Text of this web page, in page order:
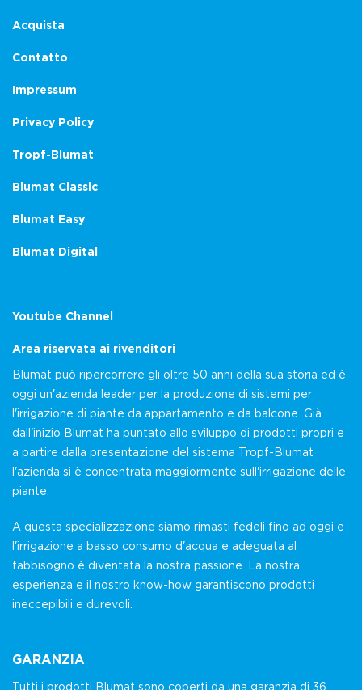
Acquista
Contatto
Impressum
Privacy Policy
Tropf-Blumat
Blumat Classic
Blumat Easy
Blumat Digital
Youtube Channel
Area riservata ai rivenditori
Blumat può ripercorrere gli oltre 50 anni della sua storia ed è
oggi un'azienda leader per la produzione di sistemi per
l'irrigazione di piante da appartamento e da balcone. Già
dall'inizio Blumat ha puntato allo sviluppo di prodotti propri e
a partire dalla presentazione del sistema Tropf-Blumat
l'azienda si è concentrata maggiormente sull'irrigazione delle
piante.
A questa specializzazione siamo rimasti fedeli fino ad oggi e
l'irrigazione a basso consumo d'acqua e adeguata al
fabbisogno è diventata la nostra passione. La nostra
esperienza e il nostro know-how garantiscono prodotti
ineccepibili e durevoli.
GARANZIA
Tutti i prodotti Blumat sono coperti da una garanzia di 36